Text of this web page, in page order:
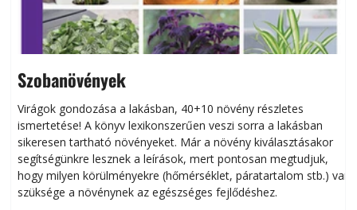
Szobanövények
Virágok gondozása a lakásban, 40+10 növény részletes
ismertetése! A könyv lexikonszerűen veszi sorra a lakásban
sikeresen tart­ha­tó növényeket. Már a növény kiválasztásakor
segítségünkre lesznek a leírások, mert pontosan megtudjuk,
hogy milyen körülményekre (hőmérséklet, páratartalom stb.) van
szüksége a növénynek az egészséges fejlődéshez.